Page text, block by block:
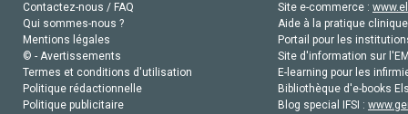
Contactez-nous / FAQ
Qui sommes-nous ?
Mentions légales
© - Avertissements
Termes et conditions d'utilisation
Politique rédactionnelle
Politique publicitaire
Site e-commerce :
Aide à la pratique
Portail pour les
Site d'information sur
E-learning pour les
Bibliothèque d'e-books
Blog special IFSI :